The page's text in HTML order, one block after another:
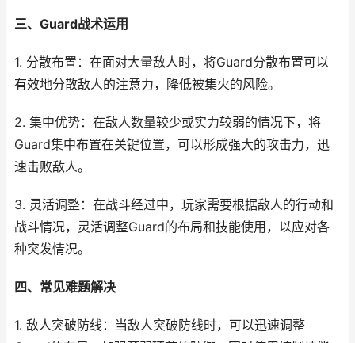
三、Guard战术运用
1. 分散布置：在面对大量敌人时，将Guard分散布置可以
有效地分散敌人的注意力，降低被集火的风险。
2. 集中优势：在敌人数量较少或实力较弱的情况下，将
Guard集中布置在关键位置，可以形成强大的攻击力，迅
速击败敌人。
3. 灵活调整：在战斗经过中，玩家需要根据敌人的行动和
战斗情况，灵活调整Guard的布局和技能使用，以应对各
种突发情况。
四、常见难题解决
1. 敌人突破防线：当敌人突破防线时，可以迅速调整